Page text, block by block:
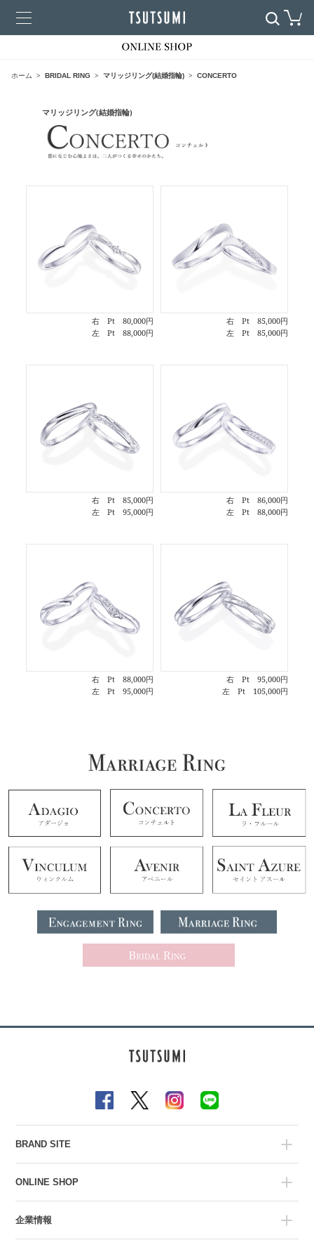
ホーム BRIDAL RING マリッジリング(結婚指輪) CONCERTO
マリッジリング(結婚指輪)
右 Pt 80,000円
左 Pt 88,000円
右 Pt 85,000円
左 Pt 85,000円
右 Pt 85,000円
左 Pt 95,000円
右 Pt 86,000円
左 Pt 88,000円
右 Pt 88,000円
左 Pt 95,000円
右 Pt 95,000円
左 Pt 105,000円
BRAND SITE
ONLINE SHOP
企業情報